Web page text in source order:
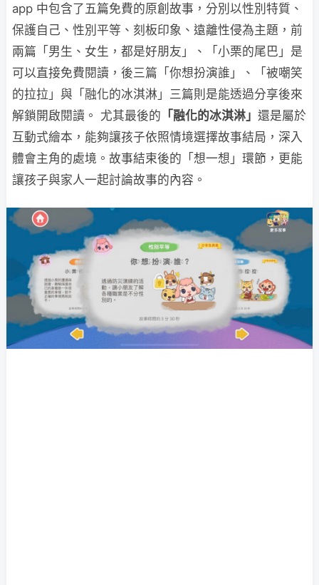
app 中包含了五篇免費的原創故事，分別以性別特質、
保護自己、性別平等、刻板印象、遠離性侵為主題，前
兩篇「男生、女生，都是好朋友」、「小栗的尾巴」是
可以直接免費閱讀，後三篇「你想扮演誰」、「被嘲笑
的拉拉」與「融化的冰淇淋」三篇則是能透過分享後來
解鎖開啟閱讀。 尤其最後的 「融化的冰淇淋」 還是屬於
互動式繪本，能夠讓孩子依照情境選擇故事結局，深入
體會主角的處境。故事結束後的「想一想」環節，更能
讓孩子與家人一起討論故事的內容。